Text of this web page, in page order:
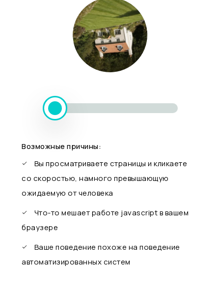
Возможные причины:
Вы просматриваете страницы и кликаете
со скоростью, намного превышающую
ожидаемую от человека
Что-то мешает работе javascript в вашем
браузере
Ваше поведение похоже на поведение
автоматизированных систем